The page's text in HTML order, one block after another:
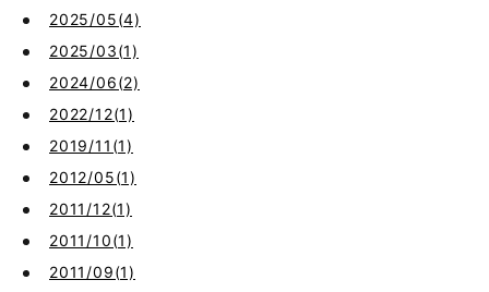
2025/05(4)
2025/03(1)
2024/06(2)
2022/12(1)
2019/11(1)
2012/05(1)
2011/12(1)
2011/10(1)
2011/09(1)